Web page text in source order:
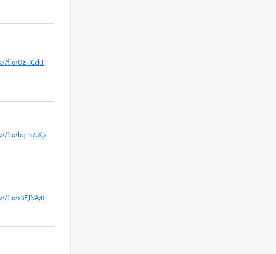
f.io/Oz_ICckT
f.io/bq_h7uKp
f.io/x3EJNAy0